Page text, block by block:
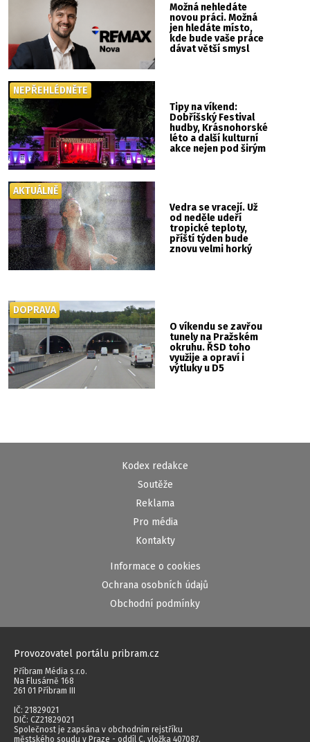
Možná nehledáte
novou práci. Možná
jen hledáte místo,
kde bude vaše práce
dávat větší smysl
Tipy na víkend:
Dobříšský Festival
hudby, Krásnohorské
léto a další kulturní
akce nejen pod širým
NEPŘEHLÉDNĚTE
Vedra se vracejí. Už
od neděle udeří
tropické teploty,
příští týden bude
znovu velmi horký
AKTUÁLNĚ
O víkendu se zavřou
tunely na Pražském
okruhu. ŘSD toho
využije a opraví i
výtluky u D5
DOPRAVA
Kodex redakce
Soutěže
Reklama
Pro média
Kontakty
Informace o cookies
Ochrana osobních údajů
Obchodní podmínky
Provozovatel portálu pribram.cz
Příbram Média s.r.o.
Na Flusárně 168
261 01 Příbram III
IČ: 21829021
DIČ: CZ21829021
Společnost je zapsána v obchodním rejstříku
městského soudu v Praze - oddíl C, vložka 407087.